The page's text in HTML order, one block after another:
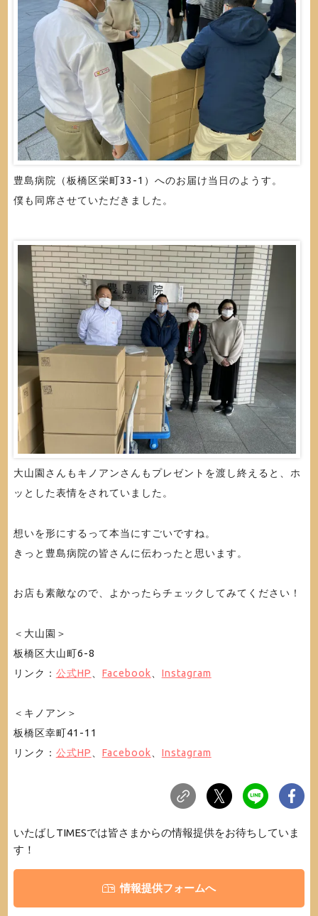
豊島病院（板橋区栄町33-1）へのお届け当日のようす。
僕も同席させていただきました。
大山園さんもキノアンさんもプレゼントを渡し終えると、ホ
ッとした表情をされていました。
想いを形にするって本当にすごいですね。
きっと豊島病院の皆さんに伝わったと思います。
お店も素敵なので、よかったらチェックしてみてください！
＜大山園＞
板橋区大山町6-8
リンク： 公式HP Facebook Instagram
＜キノアン＞
板橋区幸町41-11
リンク： 公式HP Facebook Instagram
いたばしTIMESでは皆さまからの情報提供をお待ちしていま
す！
情報提供フォームへ